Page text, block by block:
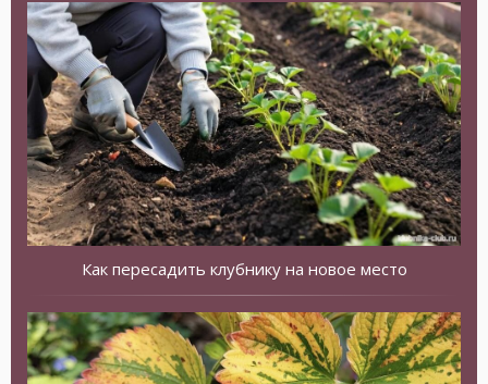
Как пересадить клубнику на новое место